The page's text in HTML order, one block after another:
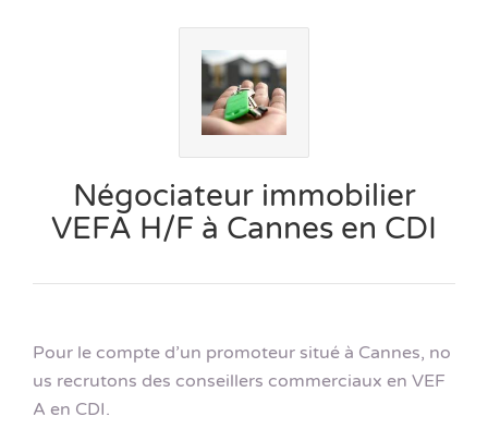
Négociateur immobilier
VEFA H/F à Cannes en CDI
Pour le compte d’un promoteur situé à Cannes, no
us recrutons des conseillers commerciaux en VEF
A en CDI.